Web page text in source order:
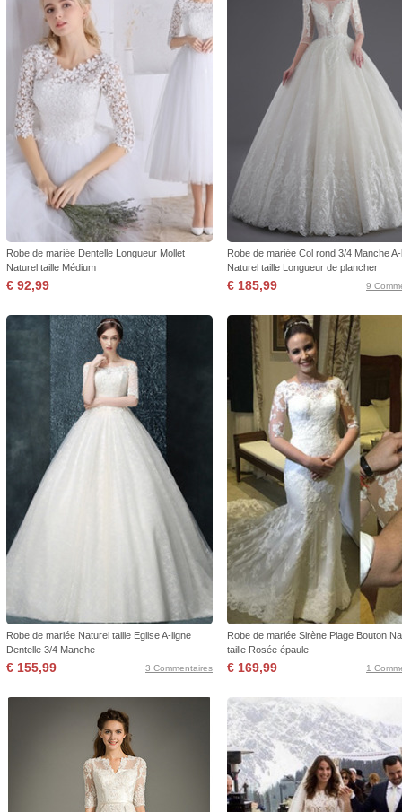
Robe de mariée Dentelle Longueur Mollet
Naturel taille Médium
€ 92,99
Robe de mariée Col rond 3/4 Manche
Naturel taille Longueur de plancher
€ 185,99 9
Robe de mariée Naturel taille Eglise A-ligne
Dentelle 3/4 Manche
€ 155,99 3 Commentaires
Robe de mariée Sirène Plage Bouton
taille Rosée épaule
€ 169,99 1